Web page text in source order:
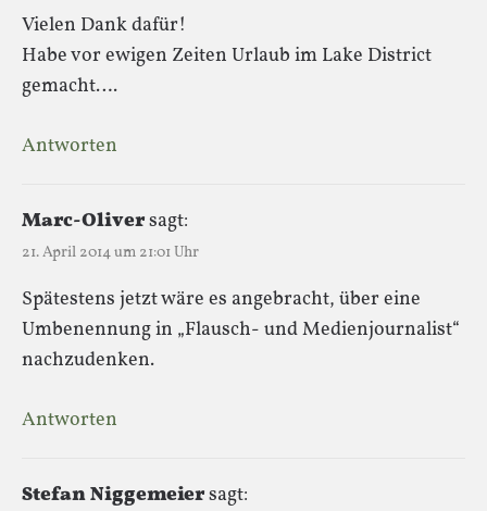
Vielen Dank dafür!
Habe vor ewigen Zeiten Urlaub im Lake District
gemacht….
Antworten
Marc-Oliversagt:
21. April 2014 um 21:01 Uhr
Spätestens jetzt wäre es angebracht, über eine
Umbenennung in „Flausch- und Medienjournalist“
nachzudenken.
Antworten
Stefan Niggemeiersagt: